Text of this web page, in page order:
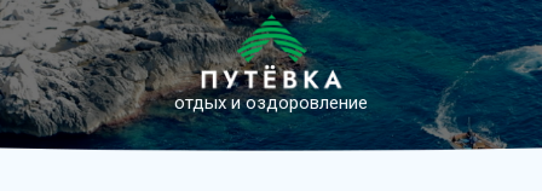
отдых и оздоровление